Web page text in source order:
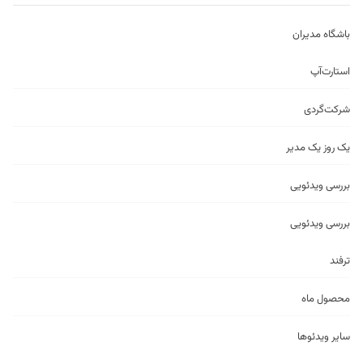
باشگاه مدیران
استارت‌آپ
شرکت‌گردی
یک روز یک مدیر
بررسی ویدئویی
بررسی ویدئویی
ترفند
محصول ماه
سایر ویدئو‌ها